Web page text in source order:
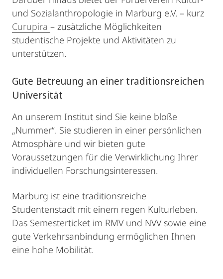
und Sozialanthropologie in Marburg e.V. – kurz
Curupira – zusätzliche Möglichkeiten
studentische Projekte und Aktivitäten zu
unterstützen.
Gute Betreuung an einer traditionsreichen
Universität
An unserem Institut sind Sie keine bloße
„Nummer“. Sie studieren in einer persönlichen
Atmosphäre und wir bieten gute
Voraussetzungen für die Verwirklichung Ihrer
individuellen Forschungsinteressen.
Marburg ist eine traditionsreiche
Studentenstadt mit einem regen Kulturleben.
Das Semesterticket im RMV und NVV sowie eine
gute Verkehrsanbindung ermöglichen Ihnen
eine hohe Mobilität.